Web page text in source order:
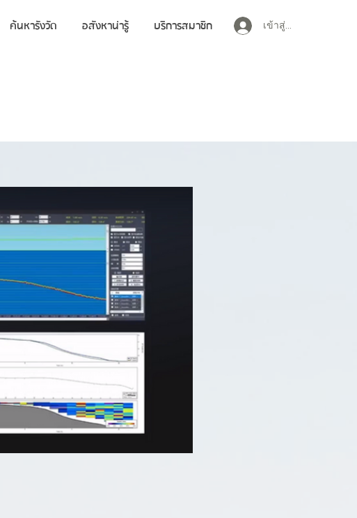
ค้นหารังวัด อสังหาน่ารู้ บริการสมาชิก เข้าสู่ระบบ